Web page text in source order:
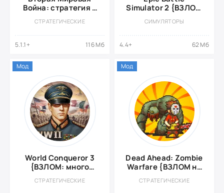
Война: стратегия в
{ВЗЛОМ: всё
СТРАТЕГИЧЕСКИЕ
5.1.1+ 116 Мб
Simulator 2 {ВЗЛОМ
СИМУЛЯТОРЫ
4.4+ 62 Мб
World Conqueror 3
{ВЗЛОМ: много
СТРАТЕГИЧЕСКИЕ
Мод
Dead Ahead: Zombie
Warfare {ВЗЛОМ на
СТРАТЕГИЧЕСКИЕ
Мод